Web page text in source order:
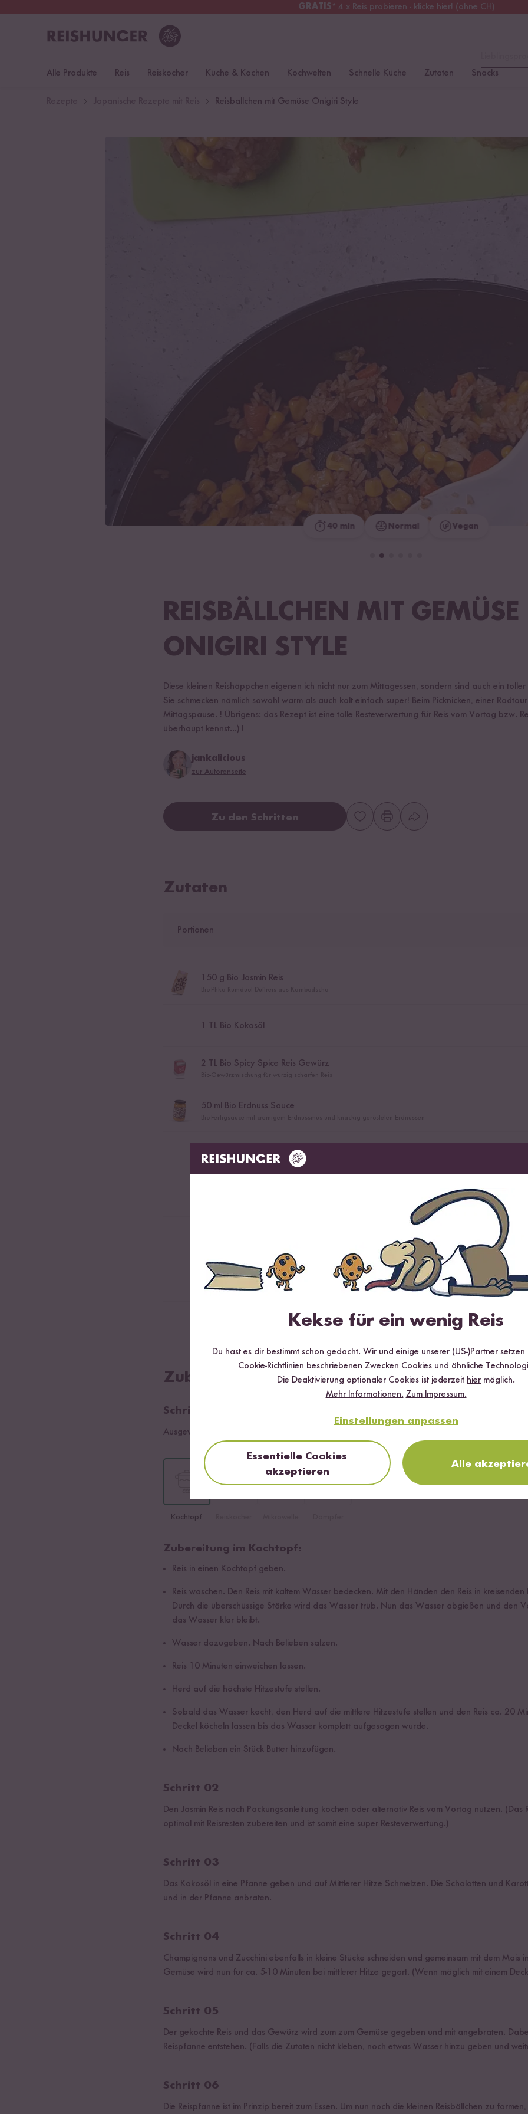
GRATIS* 4 x Reis probieren - klicke hier! (ohne CH)
Alle Zölle & Steuern inklusive
Alle Produkte Reis Reiskocher Küche & Kochen Kochwelten Schnelle Küche Zutaten Snacks
Reisbällchen mit Gemüse Onigiri Style
40 min Normal Vegan
REISBÄLLCHEN MIT GEMÜSE
ONIGIRI STYLE
Diese kleinen Reishäppchen eigenen ich nicht nur zum Mittagessen, sondern sind auch ein
Sie schmecken nämlich sowohl warm als auch kalt einfach super! Beim Picknicken, einer
Mittagspause. ! Übrigens: das Rezept ist eine tolle Resteverwertung für Reis vom Vortag bzw.
überhaupt kennst...) !
jankalicious
zur Autorenseite
Zu den Schritten
Zutaten
Portionen
150g Bio Jasmin Reis
1 TL Bio Kokosöl
2 TL Bio Spicy Spice Reis Gewürz
50ml Bio Erdnuss Sauce
2Schalotten
0,25Zucchini
Zubereitung
Schritt 01
Ausgewählte Sorte:
Kochtopf
Zubereitung im Kochtopf:
Reis in einen Kochtopf geben.
Reis waschen. Den Reis mit kaltem Wasser bedecken. Mit den Händen den Reis in
Durch die überschüssige Stärke wird das Wasser trüb. Nun das Wasser abgießen und den
das Wasser klar bleibt.
Wasser dazugeben. Nach Belieben salzen.
Reis 10 Minuten einweichen lassen.
Herd auf die höchste Hitzestufe stellen.
Sobald das Wasser kocht, den Herd auf die mittlere Hitzestufe stellen und den Reis ca. 20
Deckel köcheln lassen bis das Wasser komplett aufgesogen wurde.
Nach Belieben ein Stück Butter hinzufügen.
Schritt 02
Den Jasmin Reis nach Packungsanleitung kochen oder alternativ Reis vom Vortag nutzen. (Das
optimal mit Reisresten zubereiten und ist somit eine super Resteverwertung.)
Schritt 03
Das Kokosöl in eine Pfanne geben und auf Mittlerer Hitze Schmelzen. Die Schalotten und
und in der Pfanne anbraten.
Schritt 04
Champignons und Zucchini ebenfalls in kleine Stücke schneiden und gemeinsam mit dem Mais
Gemüse wird nun für ca. 5-10 Minuten bei mittlerer Hitze gegart. (Wenn möglich mit einem
Schritt 05
Der gekochte Reis und das Gewürz wird zum zum Gemüse gegeben und mit angebraten.
Reispfanne entstehen. (Falls die Zutaten nicht kleben, noch etwas Wasser hinzu geben und
Schritt 06
Die Reispfanne ist im Prinzip bereit zum Essen. Um nun noch die kleinen Reisbällchen zu
Kekse für ein wenig Reis
Du hast es dir bestimmt schon gedacht. Wir und einige unserer (US-)Partner
Cookie-Richtlinien beschriebenen Zwecken Cookies und ähnliche
Die Deaktivierung optionaler Cookies ist jederzeit hier möglich.
Mehr Informationen. Zum Impressum.
Einstellungen anpassen
Essentielle Cookies
akzeptieren
Alle